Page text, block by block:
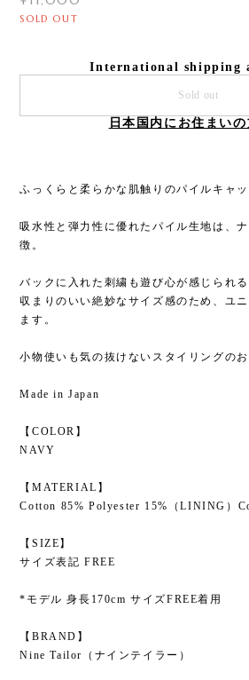
SOLD OUT
International shipping
Sold out
日本国内にお住まい
ふっくらと柔らかな肌触りのパイルキャッ
吸水性と弾力性に優れたパイル生地は、
徴。
バックに入れた刺繍も遊び心が感じられる
収まりのいい絶妙なサイズ感のため、ユ
ます。
小物使いも気の抜けないスタイリングのお
Made in Japan
【COLOR】
NAVY
【MATERIAL】
Cotton 85% Polyester 15%（LINING）
【SIZE】
サイズ表記 FREE
*モデル 身長170cm サイズFREE着用
【BRAND】
Nine Tailor（ナインテイラー）